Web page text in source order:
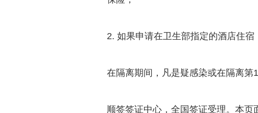
2. 如果申请在卫生部指定的酒店住宿
在隔离期间，凡是疑感染或在隔离第
顺签签证中心，全国签证受理。本页